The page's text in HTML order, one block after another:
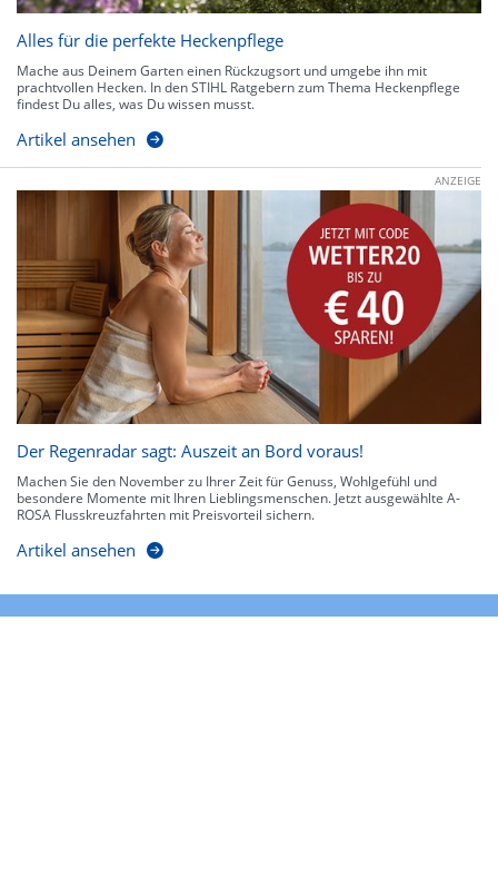
Alles für die perfekte Heckenpflege
Mache aus Deinem Garten einen Rückzugsort und umgebe ihn mit
prachtvollen Hecken. In den STIHL Ratgebern zum Thema Heckenpflege
findest Du alles, was Du wissen musst.
Artikel ansehen
ANZEIGE
Der Regenradar sagt: Auszeit an Bord voraus!
Machen Sie den November zu Ihrer Zeit für Genuss, Wohlgefühl und
besondere Momente mit Ihren Lieblingsmenschen. Jetzt ausgewählte A-
ROSA Flusskreuzfahrten mit Preisvorteil sichern.
Artikel ansehen